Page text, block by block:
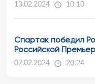
13.02.2024 10:10
Спартак победил
Российской
07.02.2024 20:24